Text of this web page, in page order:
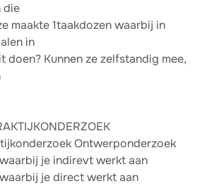
die
maakte 1taakdozen waarbij in
in
doen? Kunnen ze zelfstandig mee,
Ontwerponderzoek
je indirevt werkt aan
je direct werkt aan